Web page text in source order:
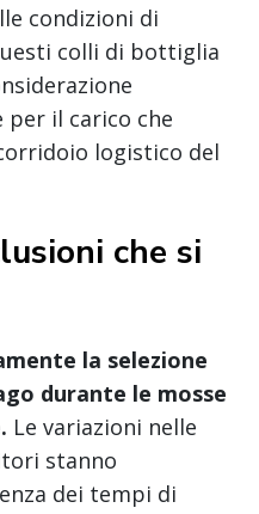
condizioni di
colli di bottiglia
il carico che
logistico del
che si
la selezione
durante le mosse
Le variazioni nelle
stanno
dei tempi di